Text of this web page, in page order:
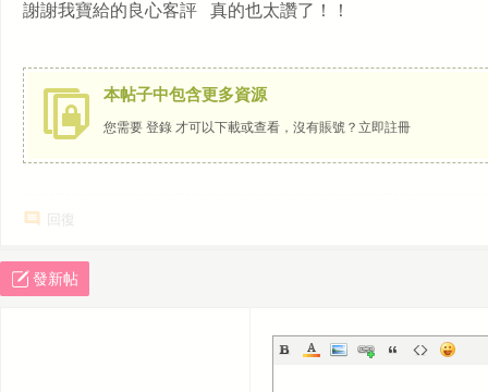
謝謝我寶給的良心客評 真的也太讚了！！
本帖子中包含更多資源
您需要 登錄 才可以下載或查看，沒有賬號？ 立即註冊
回復
發新帖